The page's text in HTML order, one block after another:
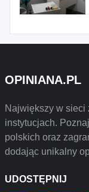
OPINIANA.PL
Największy w sieci
instytucjach.
polskich oraz
dodając unikalny
UDOSTĘPNIJ